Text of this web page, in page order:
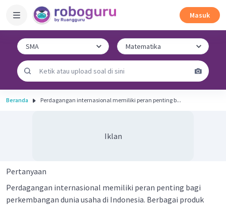
Masuk
Beranda Perdagangan internasional memiliki peran penting b...
Iklan
Pertanyaan
Perdagangan internasional memiliki peran penting bagi
perkembangan dunia usaha di Indonesia. Berbagai produk